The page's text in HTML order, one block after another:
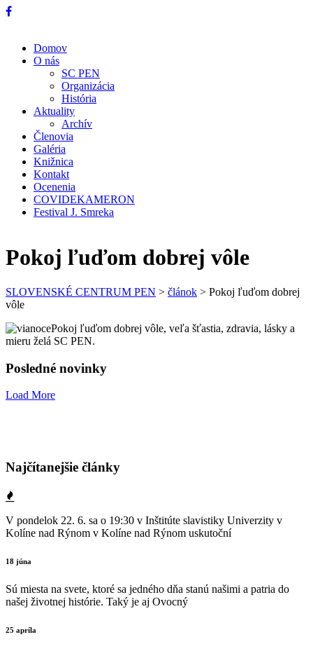
Domov
O nás
SC PEN
Organizácia
História
Aktuality
Archív
Členovia
Galéria
Knižnica
Kontakt
Ocenenia
COVIDEKAMERON
Festival J. Smreka
Pokoj ľuďom dobrej vôle
SLOVENSKÉ CENTRUM PEN > článok > Pokoj ľuďom dobrej
vôle
Pokoj ľuďom dobrej vôle, veľa šťastia, zdravia, lásky a
mieru želá SC PEN.
Posledné novinky
Load More
Najčítanejšie články
V pondelok 22. 6. sa o 19:30 v Inštitúte slavistiky Univerzity v
Kolíne nad Rýnom v Kolíne nad Rýnom uskutoční
18 júna
Sú miesta na svete, ktoré sa jedného dňa stanú našimi a patria do
našej životnej histórie. Taký je aj Ovocný
25 apríla